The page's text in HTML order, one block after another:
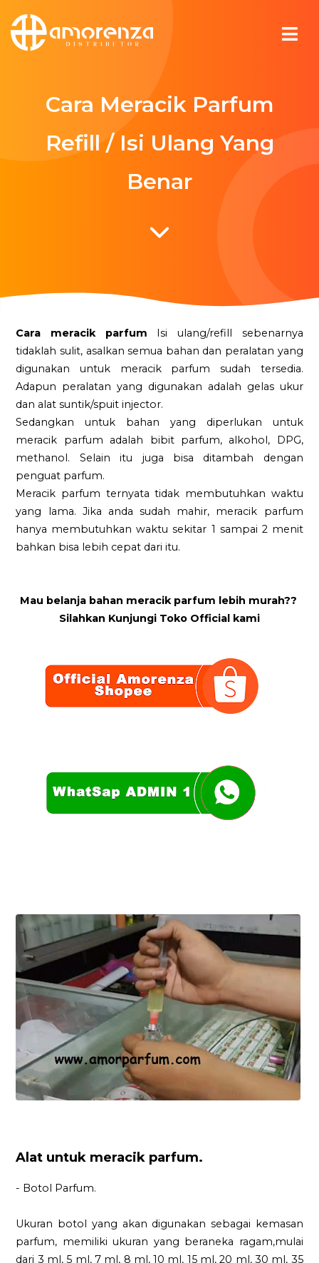
Cara Meracik Parfum
Refill / Isi Ulang Yang
Benar
Cara meracik parfum Isi ulang/refill sebenarnya
tidaklah sulit, asalkan semua bahan dan peralatan yang
digunakan untuk meracik parfum sudah tersedia.
Adapun peralatan yang digunakan adalah gelas ukur
dan alat suntik/spuit injector.
Sedangkan untuk bahan yang diperlukan untuk
meracik parfum adalah bibit parfum, alkohol, DPG,
methanol. Selain itu juga bisa ditambah dengan
penguat parfum.
Meracik parfum ternyata tidak membutuhkan waktu
yang lama. Jika anda sudah mahir, meracik parfum
hanya membutuhkan waktu sekitar 1 sampai 2 menit
bahkan bisa lebih cepat dari itu.
Mau belanja bahan meracik parfum lebih murah??
Silahkan Kunjungi Toko Official kami
Alat untuk meracik parfum.
- Botol Parfum.
Ukuran botol yang akan digunakan sebagai kemasan
parfum, memiliki ukuran yang beraneka ragam,mulai
dari 3 ml, 5 ml, 7 ml, 8 ml, 10 ml, 15 ml, 20 ml, 30 ml, 35